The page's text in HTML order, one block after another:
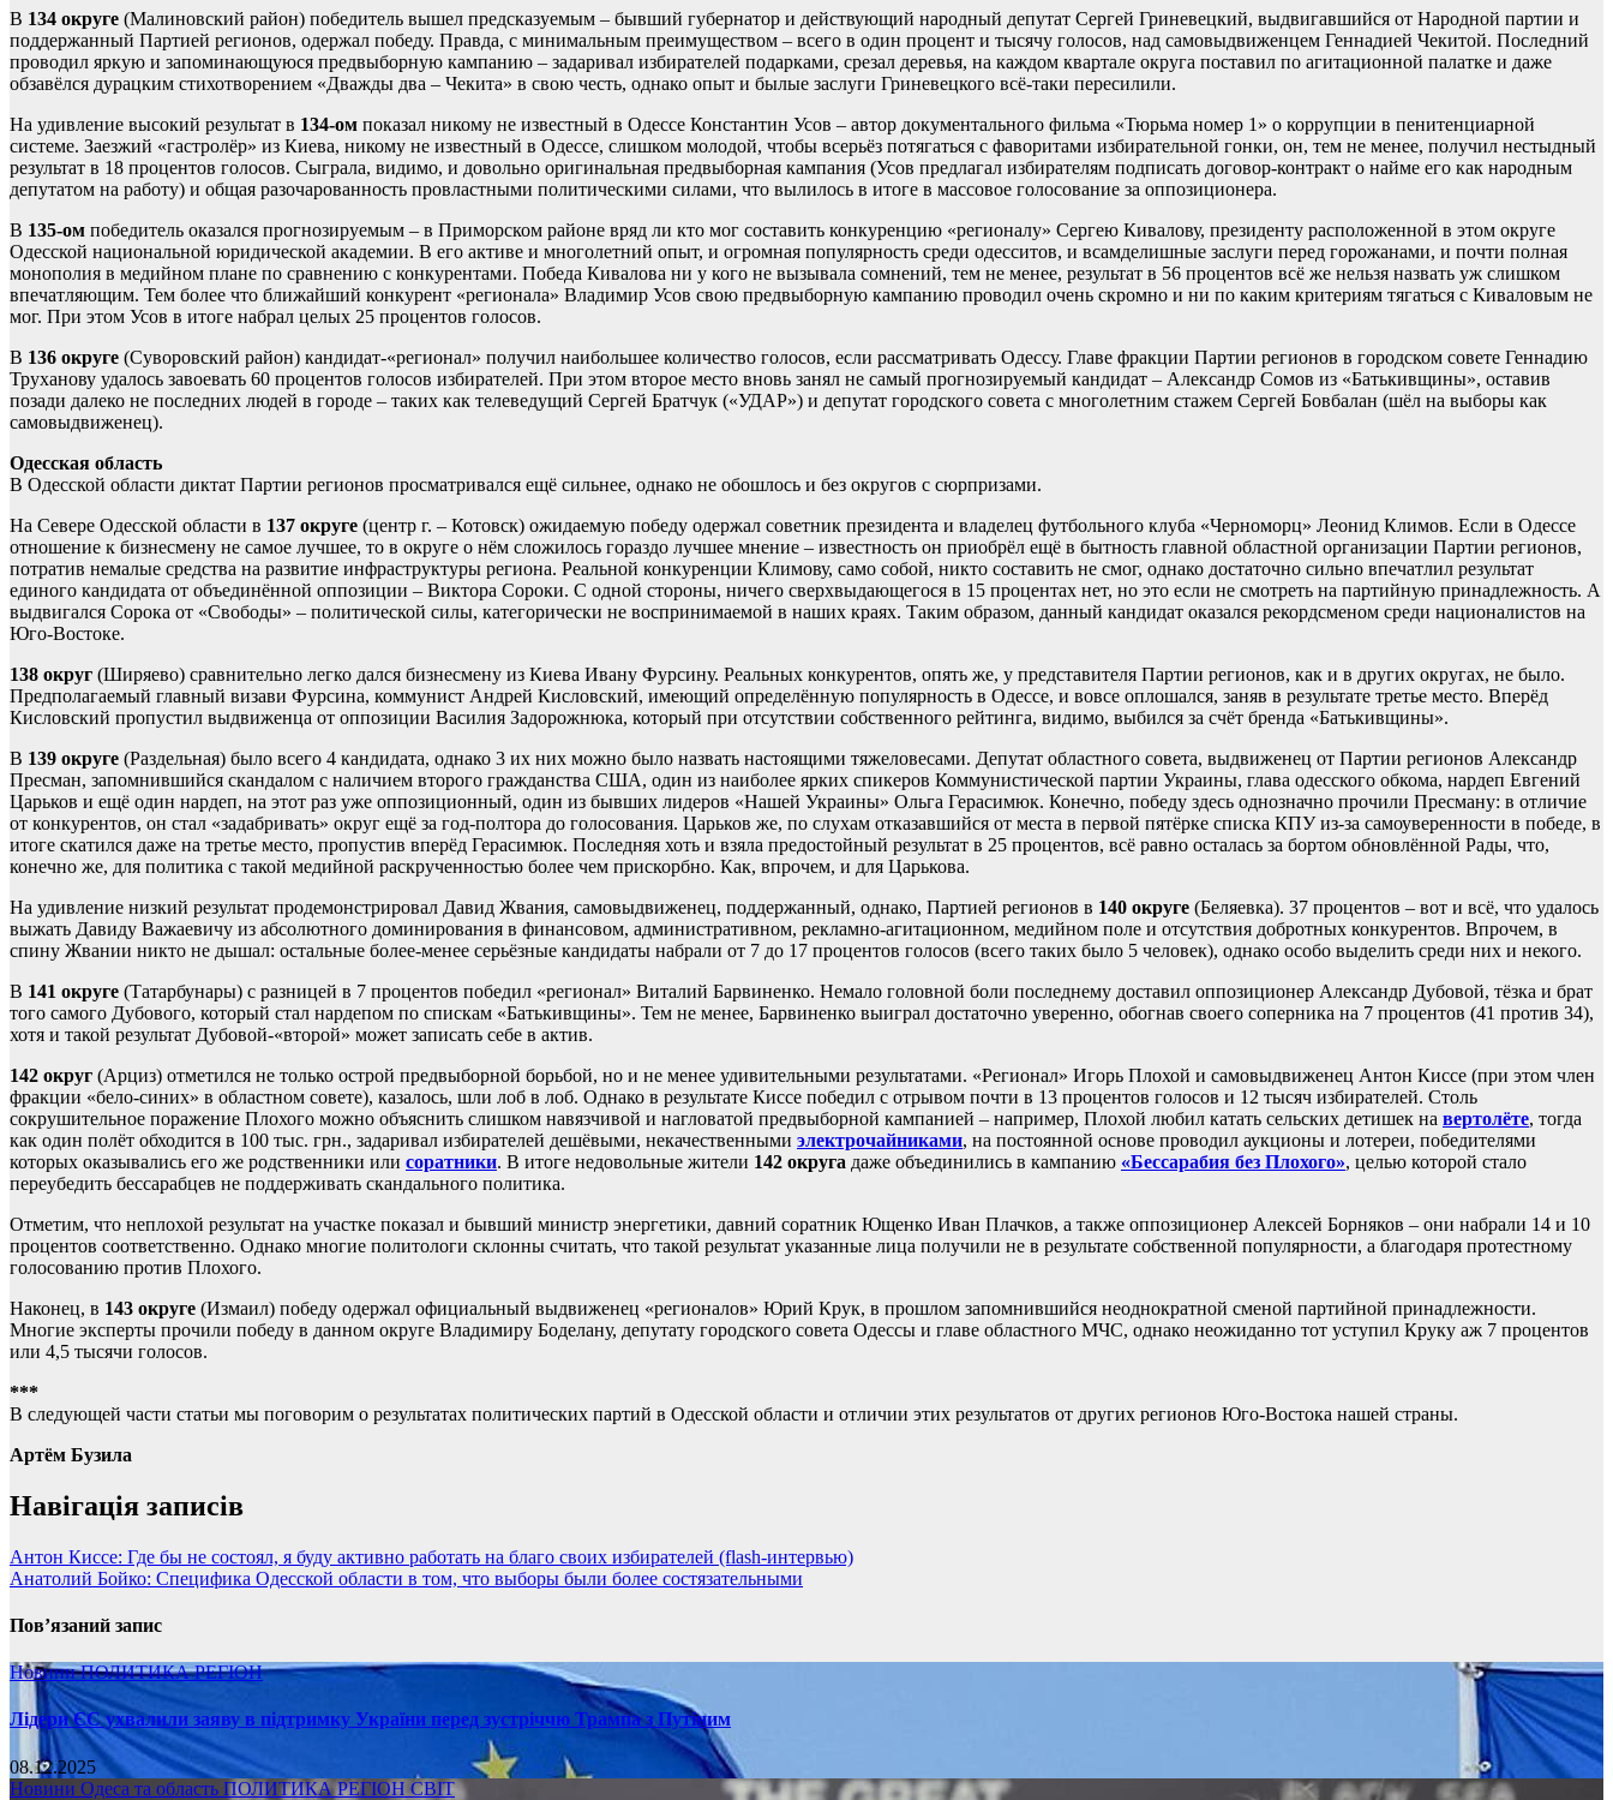
В 134 округе (Малиновский район) победитель вышел предсказуемым – бывший губернатор и действующий народный депутат Сергей Гриневецкий, выдвигавшийся от Народной партии и
поддержанный Партией регионов, одержал победу. Правда, с минимальным преимуществом – всего в один процент и тысячу голосов, над самовыдвиженцем Геннадией Чекитой. Последний
проводил яркую и запоминающуюся предвыборную кампанию – задаривал избирателей подарками, срезал деревья, на каждом квартале округа поставил по агитационной палатке и даже
обзавёлся дурацким стихотворением «Дважды два – Чекита» в свою честь, однако опыт и былые заслуги Гриневецкого всё-таки пересилили.
На удивление высокий результат в 134-ом показал никому не известный в Одессе Константин Усов – автор документального фильма «Тюрьма номер 1» о коррупции в пенитенциарной
системе. Заезжий «гастролёр» из Киева, никому не известный в Одессе, слишком молодой, чтобы всерьёз потягаться с фаворитами избирательной гонки, он, тем не менее, получил нестыдный
результат в 18 процентов голосов. Сыграла, видимо, и довольно оригинальная предвыборная кампания (Усов предлагал избирателям подписать договор-контракт о найме его как народным
депутатом на работу) и общая разочарованность провластными политическими силами, что вылилось в итоге в массовое голосование за оппозиционера.
В 135-ом победитель оказался прогнозируемым – в Приморском районе вряд ли кто мог составить конкуренцию «регионалу» Сергею Кивалову, президенту расположенной в этом округе
Одесской национальной юридической академии. В его активе и многолетний опыт, и огромная популярность среди одесситов, и всамделишные заслуги перед горожанами, и почти полная
монополия в медийном плане по сравнению с конкурентами. Победа Кивалова ни у кого не вызывала сомнений, тем не менее, результат в 56 процентов всё же нельзя назвать уж слишком
впечатляющим. Тем более что ближайший конкурент «регионала» Владимир Усов свою предвыборную кампанию проводил очень скромно и ни по каким критериям тягаться с Киваловым не
мог. При этом Усов в итоге набрал целых 25 процентов голосов.
В 136 округе (Суворовский район) кандидат-«регионал» получил наибольшее количество голосов, если рассматривать Одессу. Главе фракции Партии регионов в городском совете Геннадию
Труханову удалось завоевать 60 процентов голосов избирателей. При этом второе место вновь занял не самый прогнозируемый кандидат – Александр Сомов из «Батькивщины», оставив
позади далеко не последних людей в городе – таких как телеведущий Сергей Братчук («УДАР») и депутат городского совета с многолетним стажем Сергей Бовбалан (шёл на выборы как
самовыдвиженец).
Одесская область
В Одесской области диктат Партии регионов просматривался ещё сильнее, однако не обошлось и без округов с сюрпризами.
На Севере Одесской области в 137 округе (центр г. – Котовск) ожидаемую победу одержал советник президента и владелец футбольного клуба «Черноморц» Леонид Климов. Если в Одессе
отношение к бизнесмену не самое лучшее, то в округе о нём сложилось гораздо лучшее мнение – известность он приобрёл ещё в бытность главной областной организации Партии регионов,
потратив немалые средства на развитие инфраструктуры региона. Реальной конкуренции Климову, само собой, никто составить не смог, однако достаточно сильно впечатлил результат
единого кандидата от объединённой оппозиции – Виктора Сороки. С одной стороны, ничего сверхвыдающегося в 15 процентах нет, но это если не смотреть на партийную принадлежность. А
выдвигался Сорока от «Свободы» – политической силы, категорически не воспринимаемой в наших краях. Таким образом, данный кандидат оказался рекордсменом среди националистов на
Юго-Востоке.
138 округ (Ширяево) сравнительно легко дался бизнесмену из Киева Ивану Фурсину. Реальных конкурентов, опять же, у представителя Партии регионов, как и в других округах, не было.
Предполагаемый главный визави Фурсина, коммунист Андрей Кисловский, имеющий определённую популярность в Одессе, и вовсе оплошался, заняв в результате третье место. Вперёд
Кисловский пропустил выдвиженца от оппозиции Василия Задорожнюка, который при отсутствии собственного рейтинга, видимо, выбился за счёт бренда «Батькивщины».
В 139 округе (Раздельная) было всего 4 кандидата, однако 3 их них можно было назвать настоящими тяжеловесами. Депутат областного совета, выдвиженец от Партии регионов Александр
Пресман, запомнившийся скандалом с наличием второго гражданства США, один из наиболее ярких спикеров Коммунистической партии Украины, глава одесского обкома, нардеп Евгений
Царьков и ещё один нардеп, на этот раз уже оппозиционный, один из бывших лидеров «Нашей Украины» Ольга Герасимюк. Конечно, победу здесь однозначно прочили Пресману: в отличие
от конкурентов, он стал «задабривать» округ ещё за год-полтора до голосования. Царьков же, по слухам отказавшийся от места в первой пятёрке списка КПУ из-за самоуверенности в победе, в
итоге скатился даже на третье место, пропустив вперёд Герасимюк. Последняя хоть и взяла предостойный результат в 25 процентов, всё равно осталась за бортом обновлённой Рады, что,
конечно же, для политика с такой медийной раскрученностью более чем прискорбно. Как, впрочем, и для Царькова.
На удивление низкий результат продемонстрировал Давид Жвания, самовыдвиженец, поддержанный, однако, Партией регионов в 140 округе (Беляевка). 37 процентов – вот и всё, что удалось
выжать Давиду Важаевичу из абсолютного доминирования в финансовом, административном, рекламно-агитационном, медийном поле и отсутствия добротных конкурентов. Впрочем, в
спину Жвании никто не дышал: остальные более-менее серьёзные кандидаты набрали от 7 до 17 процентов голосов (всего таких было 5 человек), однако особо выделить среди них и некого.
В 141 округе (Татарбунары) с разницей в 7 процентов победил «регионал» Виталий Барвиненко. Немало головной боли последнему доставил оппозиционер Александр Дубовой, тёзка и брат
того самого Дубового, который стал нардепом по спискам «Батькивщины». Тем не менее, Барвиненко выиграл достаточно уверенно, обогнав своего соперника на 7 процентов (41 против 34),
хотя и такой результат Дубовой-«второй» может записать себе в актив.
142 округ (Арциз) отметился не только острой предвыборной борьбой, но и не менее удивительными результатами. «Регионал» Игорь Плохой и самовыдвиженец Антон Киссе (при этом член
фракции «бело-синих» в областном совете), казалось, шли лоб в лоб. Однако в результате Киссе победил с отрывом почти в 13 процентов голосов и 12 тысяч избирателей. Столь
сокрушительное поражение Плохого можно объяснить слишком навязчивой и нагловатой предвыборной кампанией – например, Плохой любил катать сельских детишек на вертолёте, тогда
как один полёт обходится в 100 тыс. грн., задаривал избирателей дешёвыми, некачественными электрочайниками, на постоянной основе проводил аукционы и лотереи, победителями
которых оказывались его же родственники или соратники. В итоге недовольные жители 142 округа даже объединились в кампанию «Бессарабия без Плохого», целью которой стало
переубедить бессарабцев не поддерживать скандального политика.
Отметим, что неплохой результат на участке показал и бывший министр энергетики, давний соратник Ющенко Иван Плачков, а также оппозиционер Алексей Борняков – они набрали 14 и 10
процентов соответственно. Однако многие политологи склонны считать, что такой результат указанные лица получили не в результате собственной популярности, а благодаря протестному
голосованию против Плохого.
Наконец, в 143 округе (Измаил) победу одержал официальный выдвиженец «регионалов» Юрий Крук, в прошлом запомнившийся неоднократной сменой партийной принадлежности.
Многие эксперты прочили победу в данном округе Владимиру Боделану, депутату городского совета Одессы и главе областного МЧС, однако неожиданно тот уступил Круку аж 7 процентов
или 4,5 тысячи голосов.
***
В следующей части статьи мы поговорим о результатах политических партий в Одесской области и отличии этих результатов от других регионов Юго-Востока нашей страны.
Артём Бузила
Навігація записів
Антон Киссе: Где бы не состоял, я буду активно работать на благо своих избирателей (flash-интервью)
Анатолий Бойко: Специфика Одесской области в том, что выборы были более состязательными
Пов’язаний запис
НовиниПОЛИТИКАРЕГІОН
Лідери ЄС ухвалили заяву в підтримку України перед зустріччю Трампа з Путіним
08.12.2025
Новини Одеса та область ПОЛИТИКАРЕГІОН СВІТ